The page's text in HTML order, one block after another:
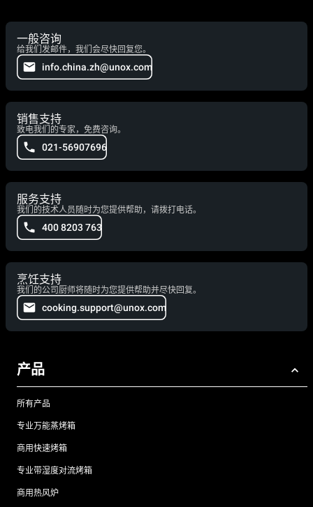
一般咨询
给我们发邮件，我们会尽快回复您。
info.china.zh@unox.com
销售支持
致电我们的专家，免费咨询。
021-56907696
服务支持
我们的技术人员随时为您提供帮助，请拨打电话。
400 8203 763
烹饪支持
我们的公司厨师将随时为您提供帮助并尽快回复。
cooking.support@unox.com
产品
所有产品
专业万能蒸烤箱
商用快速烤箱
专业带湿度对流烤箱
商用热风炉